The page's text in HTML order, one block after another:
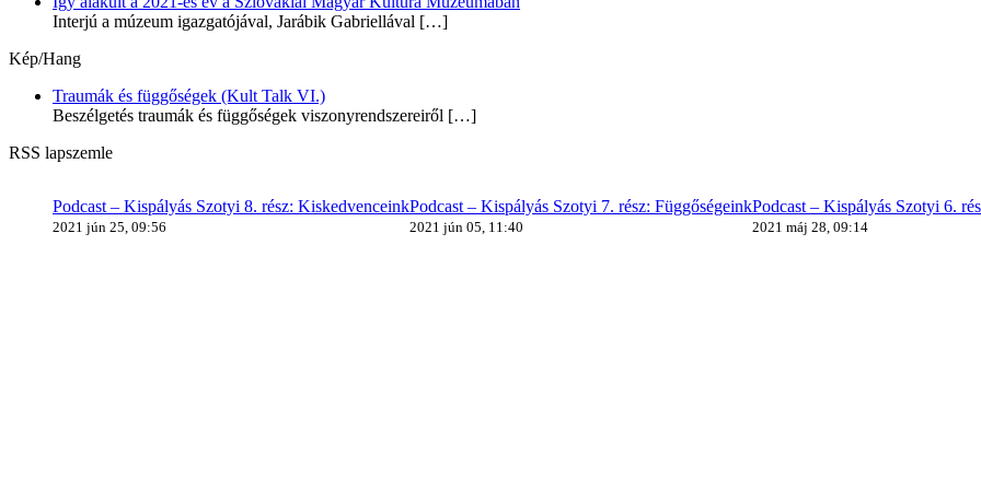
Interjú a múzeum igazgatójával, Jarábik Gabriellával […]
Kép/Hang
Traumák és függőségek (Kult Talk VI.)
Beszélgetés traumák és függőségek viszonyrendszereiről […]
RSS lapszemle
Podcast – Kispályás Szotyi 8. rész: Kiskedvenceink
2021 jún 25, 09:56
Podcast – Kispályás Szotyi 7. rész: Függőségeink
2021 jún 05, 11:40
Podcast – Kispályás Szotyi 6.
2021 máj 28, 09:14